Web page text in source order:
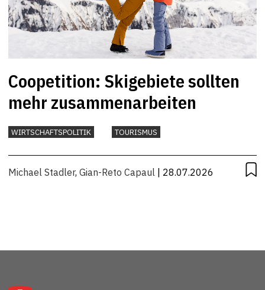
Coopetition: Skigebiete sollten
mehr zusammenarbeiten
WIRTSCHAFTSPOLITIK TOURISMUS
Michael Stadler, Gian-Reto Capaul | 28.07.2026